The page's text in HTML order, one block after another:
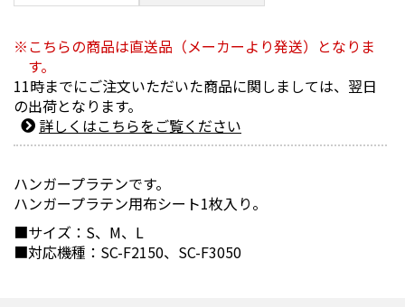
こちらの商品は直送品（メーカーより発送）となりま
す。
11時までにご注文いただいた商品に関しましては、翌日
の出荷となります。
詳しくはこちらをご覧ください
ハンガープラテンです。
ハンガープラテン用布シート1枚入り。
■サイズ：S、M、L
■対応機種：SC-F2150、SC-F3050